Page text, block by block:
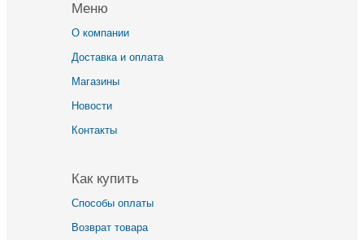
Меню
О компании
Доставка и оплата
Магазины
Новости
Контакты
Как купить
Способы оплаты
Возврат товара